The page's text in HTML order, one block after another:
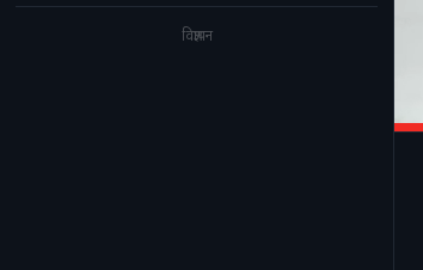
विज्ञापन